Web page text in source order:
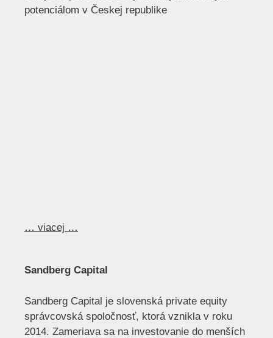
potenciálom v Českej republike
… viacej …
Sandberg Capital
Sandberg Capital je slovenská private equity
správcovská spoločnosť, ktorá vznikla v roku
2014. Zameriava sa na investovanie do menších